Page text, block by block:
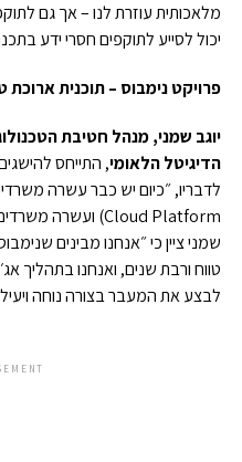
יכול לסייע לתוקפים חסרי ידע
פרויקט נימבוס – תוכנית ארוכת
יוגב שמני, מנהל חטיבת
הדיגיטל הלאומי, התייחס
שמני ציין כי ״אנחנו מבינים
טווח ורבת שנים, ואנחנו בתהליך
לבצע את המעבר בצורה נוחה